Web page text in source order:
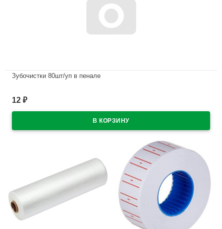
Зубочистки 80шт/уп в пенале
12 ₽